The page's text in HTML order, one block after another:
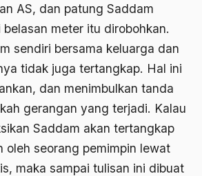
AS, dan patung Saddam
meter itu dirobohkan.
sendiri bersama keluarga dan
tidak juga tertangkap. Hal ini
dan menimbulkan tanda
gerangan yang terjadi. Kalau
Saddam akan tertangkap
oleh seorang pemimpin lewat
maka sampai tulisan ini dibuat